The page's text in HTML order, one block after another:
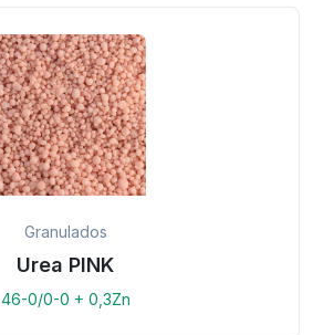
Granulados
Urea PINK
46-0/0-0 + 0,3Zn